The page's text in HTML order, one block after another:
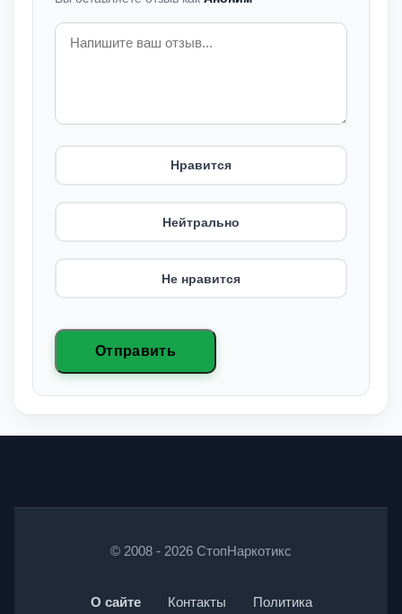
Нравится
Нейтрально
Не нравится
Отправить
© 2008 - 2026 СтопНаркотикс
О сайте Контакты Политика